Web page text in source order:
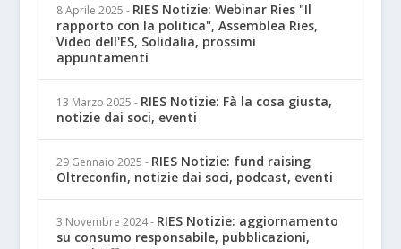
8 Aprile 2025 - RIES Notizie: Webinar Ries "Il
rapporto con la politica", Assemblea Ries,
Video dell'ES, Solidalia, prossimi
appuntamenti
13 Marzo 2025 - RIES Notizie: Fà la cosa giusta,
notizie dai soci, eventi
29 Gennaio 2025 - RIES Notizie: fund raising
Oltreconfin, notizie dai soci, podcast, eventi
3 Novembre 2024 - RIES Notizie: aggiornamento
su consumo responsabile, pubblicazioni,